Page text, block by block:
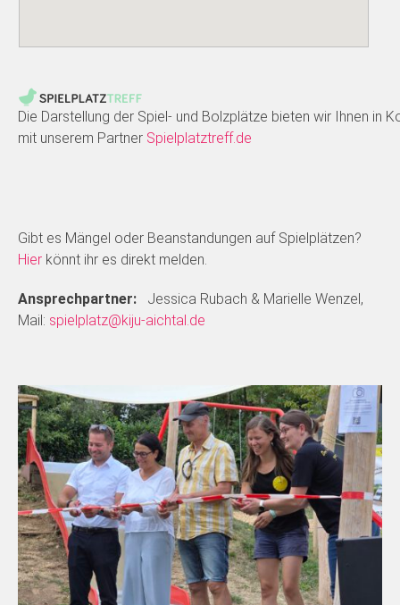
Die Darstellung der Spiel- und Bolzplätze bieten wir Ihnen in
mit unserem Partner Spielplatztreff.de
Gibt es Mängel oder Beanstandungen auf Spielplätzen?
Hier könnt ihr es direkt melden.
Ansprechpartner:
Jessica Rubach & Marielle Wenzel,
Mail: spielplatz@kiju-aichtal.de